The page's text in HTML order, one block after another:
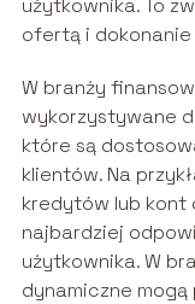
użytkownika. To
ofertą i
W branży
wykorzystywane
które są
klientów. Na
kredytów lub kont
najbardziej
użytkownika. W
dynamiczne